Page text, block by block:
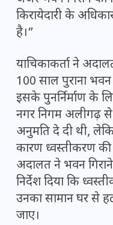
किरायेदारी के
है।”
याचिकाकर्ता ने
100 साल पुराना
इसके पुनर्निर्माण के
नगर निगम अलीगढ़ से
अनुमति दे दी थी,
कारण ध्वस्तीकरण की
अदालत ने भवन
निर्देश दिया कि
उनका सामान घर से
जाए।